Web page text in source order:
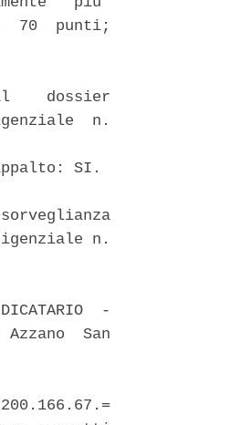
70  punti;
dossier
n.
SI.
n.
-
San